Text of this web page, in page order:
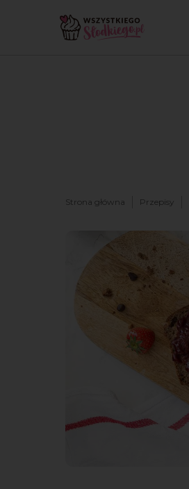
Strona główna Przepisy